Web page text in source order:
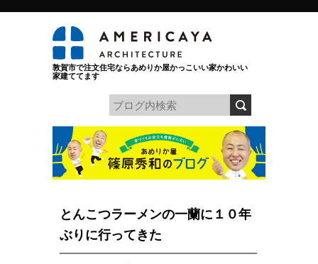
敦賀市で注文住宅ならあめりか屋かっこいい家かわいい
家建ててます
とんこつラーメンの一蘭に１０年
ぶりに行ってきた